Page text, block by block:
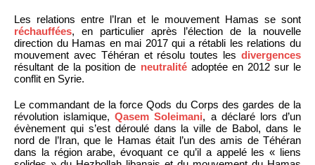
Les relations entre l’Iran et le mouvement Hamas se sont
réchauffées, en particulier après l’élection de la nouvelle
direction du Hamas en mai 2017 qui a rétabli les relations du
mouvement avec Téhéran et résolu toutes les divergences
résultant de la position de neutralitéadoptée en 2012 sur le
conflit en Syrie.
Le commandant de la force Qods du Corps des gardes de la
révolution islamique,Qasem Soleimani, a déclaré lors d’un
évènement qui s’est déroulé dans la ville de Babol, dans le
nord de l’Iran, que le Hamas était l’un des amis de Téhéran
dans la région arabe, évoquant ce qu’il a appelé les « liens